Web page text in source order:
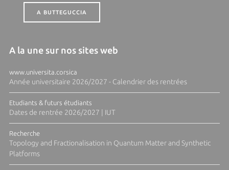
A BUTTEGUCCIA
A la une sur nos sites web
www.universita.corsica
Année universitaire 2026/2027 - Calendrier des rentrées
Etudiants & futurs étudiants
Dates de rentrée 2026/2027 | IUT
Recherche
Topology and Fractionalisation in Quantum Matter and Synthetic
Platforms